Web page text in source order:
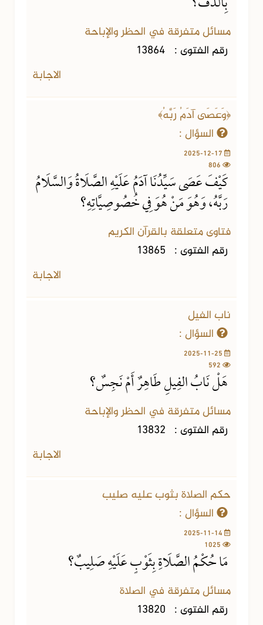
مسائل متفرقة في الحظر والإباحة
رقم الفتوى : 13864
الاجابة
﴿وَعَصَى آدَمُ رَبَّهُ﴾
السؤال :
كَيْفَ عَصَى سَيِّدُنَا آدَمُ عَلَيْهِ الصَّلَاةُ وَالسَّلَامُ
رَبَّهُ، وَهُوَ مَنْ هُوَ فِي خُصُوصِيَّاتِهِ؟
فتاوى متعلقة بالقرآن الكريم
رقم الفتوى : 13865
الاجابة
ناب الفيل
السؤال :
هَلْ نَابُ الفِيلِ طَاهِرٌ أَمْ نَجِسٌ؟
مسائل متفرقة في الحظر والإباحة
رقم الفتوى : 13832
الاجابة
حكم الصلاة بثوب عليه صليب
السؤال :
مَا حُكْمُ الصَّلَاةِ بِثَوْبٍ عَلَيْهِ صَلِيبٌ؟
مسائل متفرقة في الصلاة
رقم الفتوى : 13820